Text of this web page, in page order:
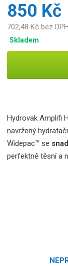
850 Kč
702,48 Kč bez DPH
Skladem
Hydrovak Amplifi
navržený
Widepac™ se
perfektně těsní a